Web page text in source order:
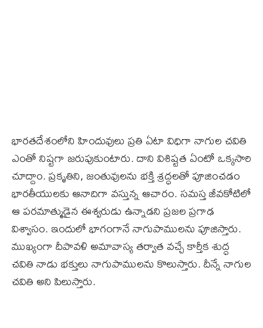
భారతదేశంలోని హిందువులు ప్రతి ఏటా విధిగా నాగుల చవితి
ఎంతో నిష్టగా జరుపుకుంటారు. దాని విశిష్టత ఏంటో ఒక్కసారి
చూద్దాం. ప్రకృతిని, జంతువులను భక్తి శ్రద్ధలతో పూజించడం
భారతీయులకు ఆనాదిగా వస్తున్న ఆచారం. సమస్త జీవకోటిలో
ఆ పరమాత్ముడైన ఈశ్వరుడు ఉన్నాడని ప్రజల ప్రగాఢ
విశ్వాసం. ఇందులో భాగంగానే నాగుపాములను పూజిస్తారు.
ముఖ్యంగా దీపావళి అమావాస్య తర్వాత వచ్చే కార్తీక శుద్ధ
చవితి నాడు భక్తులు నాగుపాములను కొలుస్తారు. దీన్నే నాగుల
చవితి అని పిలుస్తారు.